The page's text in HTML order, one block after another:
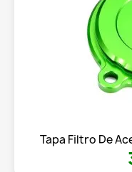
Tapa Filtro De